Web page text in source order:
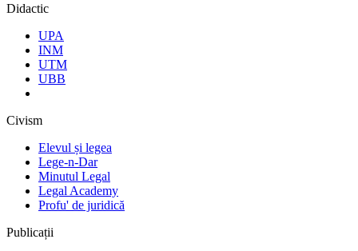
Didactic
UPA
INM
UTM
UBB
Civism
Elevul și legea
Lege-n-Dar
Minutul Legal
Legal Academy
Profu' de juridică
Publicații